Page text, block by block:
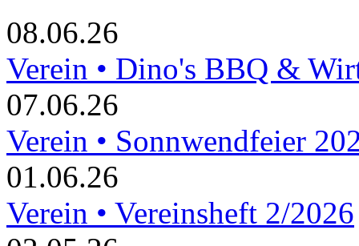
08.06.26
Verein • Dino's BBQ &
07.06.26
Verein • Sonnwendfeier
01.06.26
Verein • Vereinsheft 2/2026